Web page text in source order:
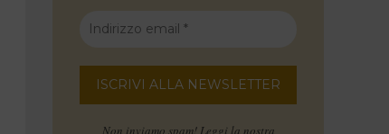
Non inviamo spam! Leggi la nostra